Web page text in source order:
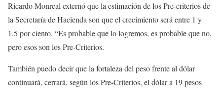
Ricardo Monreal externó que la estimación de los Pre-criterios de
la Secretaría de Hacienda son que el crecimiento será entre 1 y
1.5 por ciento. “Es probable que lo logremos, es probable que no,
pero esos son los Pre-Criterios.
También puedo decir que la fortaleza del peso frente al dólar
continuará, cerrará, según los Pre-Criterios, el dólar a 19 pesos